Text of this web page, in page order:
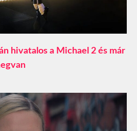
hivatalos a Michael 2 és már